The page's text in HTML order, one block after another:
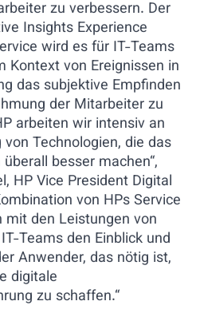
zu verbessern. Der
Insights Experience
wird es für IT-Teams
Kontext von Ereignissen in
das subjektive Empfinden
der Mitarbeiter zu
arbeiten wir intensiv an
Technologien, die das
besser machen“,
HP Vice President Digital
von HPs Service
mit den Leistungen von
Teams den Einblick und
Anwender, das nötig ist,
digitale
zu schaffen.“